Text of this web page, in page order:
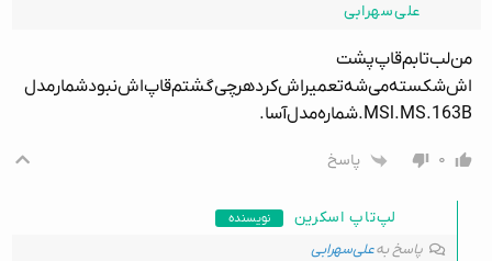
علی‌سهرابی
من‌لب‌تابم‌قاپ‌پشت
اش‌شکسته‌می‌شه‌تعمیراش‌کرد‌هرچی‌گشتم‌قاپ‌اش‌نبودشمار‌مدل
MSl.MS.163B.شماره‌مدل‌آسا.
۰ پاسخ
لپ‌تاپ اسکرین نویسنده
پاسخ بهعلی‌سهرابی